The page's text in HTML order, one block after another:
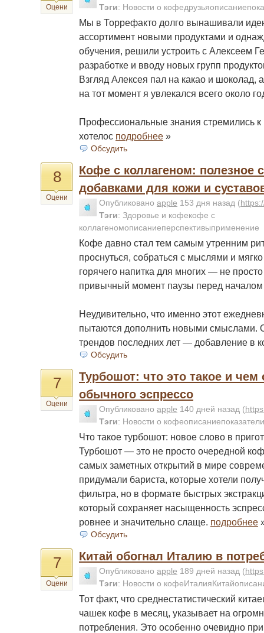
Оцени
Тэги: Новости о
Мы в Торрефакто долго вынашивали
ассортимент новыми продуктами и
обучения, решили устроить с Алексеем
разработке и вводу новых групп
Взгляд Алексея пал на какао и
на тот момент я увлекался всего около
Профессиональные знания стремились
хотелос подробнее »
Обсудить
8
Оцени
Кофе с коллагеном: полезное
добавками для кожи и
Опубликовано apple 153 дня назад (
Тэги: Здоровье и кофекофе с
коллагеномописаниеперспективыприменение
Кофе давно стал тем самым утренним
проснуться, собраться с мыслями и
горячего напитка для многих — не
привычный момент паузы перед началом
Неудивительно, что именно этот
пытаются дополнить новыми смыслами.
трендов последних лет — добавление в
Обсудить
7
Оцени
Турбошот: что это такое и чем
обычного эспрессо
Опубликовано apple 140 дней назад (
Тэги: Новости о
Что такое турбошот: новое слово в
Турбошот — это не просто очередной
самых заметных открытий в мире
придумали бариста, которые хотели
фильтра, но в формате быстрых
который сохраняет насыщенность
ровнее и значительно слаще. подробнее
Обсудить
7
Оцени
Китай обогнал Италию в
Опубликовано apple 189 дней назад (
Тэги: Новости о
Тот факт, что среднестатистический
чашек кофе в месяц, указывает на
потребления. Это особенно очевидно